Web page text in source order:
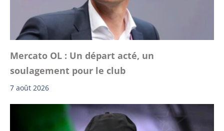
Mercato OL : Un départ acté, un
soulagement pour le club
7 août 2026